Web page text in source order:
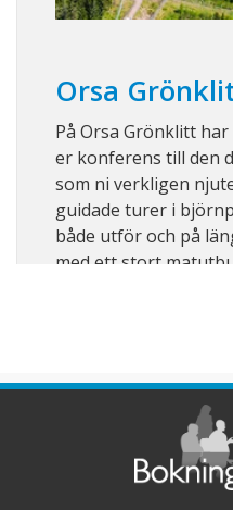
Orsa
På Orsa Grönklitt
er konferens till den
som ni verkligen
guidade turer i
både utför och på
med ett stort